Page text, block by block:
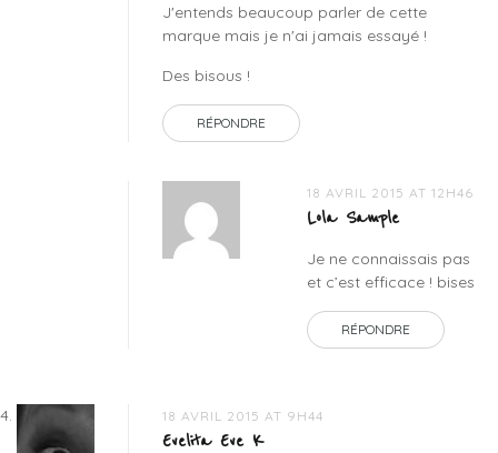
J'entends beaucoup parler de cette
marque mais je n'ai jamais essayé !
Des bisous !
RÉPONDRE
18 AVRIL 2015 AT 12H46
Lola Sample
Je ne connaissais pas
et c’est efficace ! bises
RÉPONDRE
18 AVRIL 2015 AT 9H44
Evelita Eve K